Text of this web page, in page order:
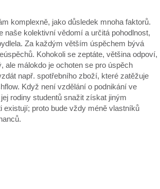
komplexně, jako důsledek mnoha faktorů.
naše kolektivní vědomí a určitá pohodlnost,
Za každým větším úspěchem bývá
Kohokoli se zeptáte, většina odpoví,
ale málokdo je ochoten se pro úspěch
např. spotřebního zboží, které zatěžuje
Když není vzdělání o podnikání ve
rodiny studentů snažit získat jiným
existují; proto bude vždy méně vlastníků